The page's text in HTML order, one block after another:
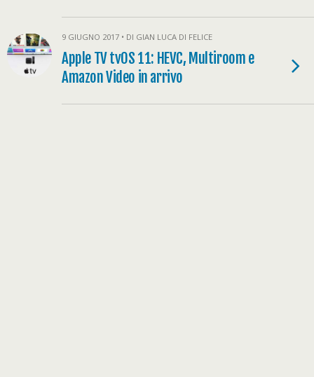
9 GIUGNO 2017 • DI GIAN LUCA DI FELICE
Apple TV tvOS 11: HEVC, Multiroom e
Amazon Video in arrivo